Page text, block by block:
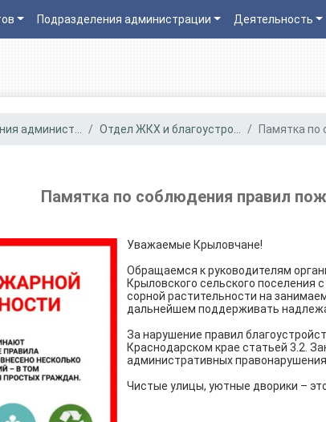
Подразделения администрации Деятельность
админист... Отдел ЖКХ и благоустро... Памятка по
Памятка по соблюдения правил
Уважаемые Крыловчане!
Обращаемся к руководителям
Крыловского сельского поселения
сорной растительности на
дальнейшем поддерживать
За нарушение правил
Краснодарском крае статьей 3.2.
административных
Чистые улицы, уютные дворики –